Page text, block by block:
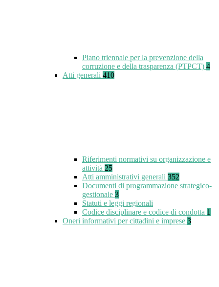
Piano triennale per la prevenzione della
corruzione e della trasparenza (PTPCT) 4
Atti generali 410
Riferimenti normativi su organizzazione e
attività 25
Atti amministrativi generali 352
Documenti di programmazione strategico-
gestionale 3
Statuti e leggi regionali
Codice disciplinare e codice di condotta 1
Oneri informativi per cittadini e imprese 3